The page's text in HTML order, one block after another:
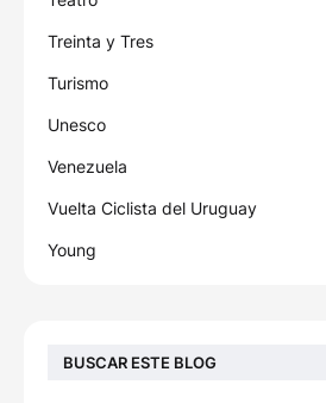
Treinta y Tres
Turismo
Unesco
Venezuela
Vuelta Ciclista del Uruguay
Young
BUSCAR ESTE BLOG